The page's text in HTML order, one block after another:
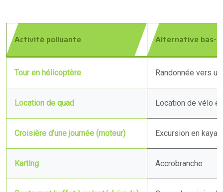
Activité polluante Alternative bas-
Tour en hélicoptère Randonnée vers
Location de quad Location de vélo
Croisière d’une journée (moteur) Excursion en
Karting Accrobranche